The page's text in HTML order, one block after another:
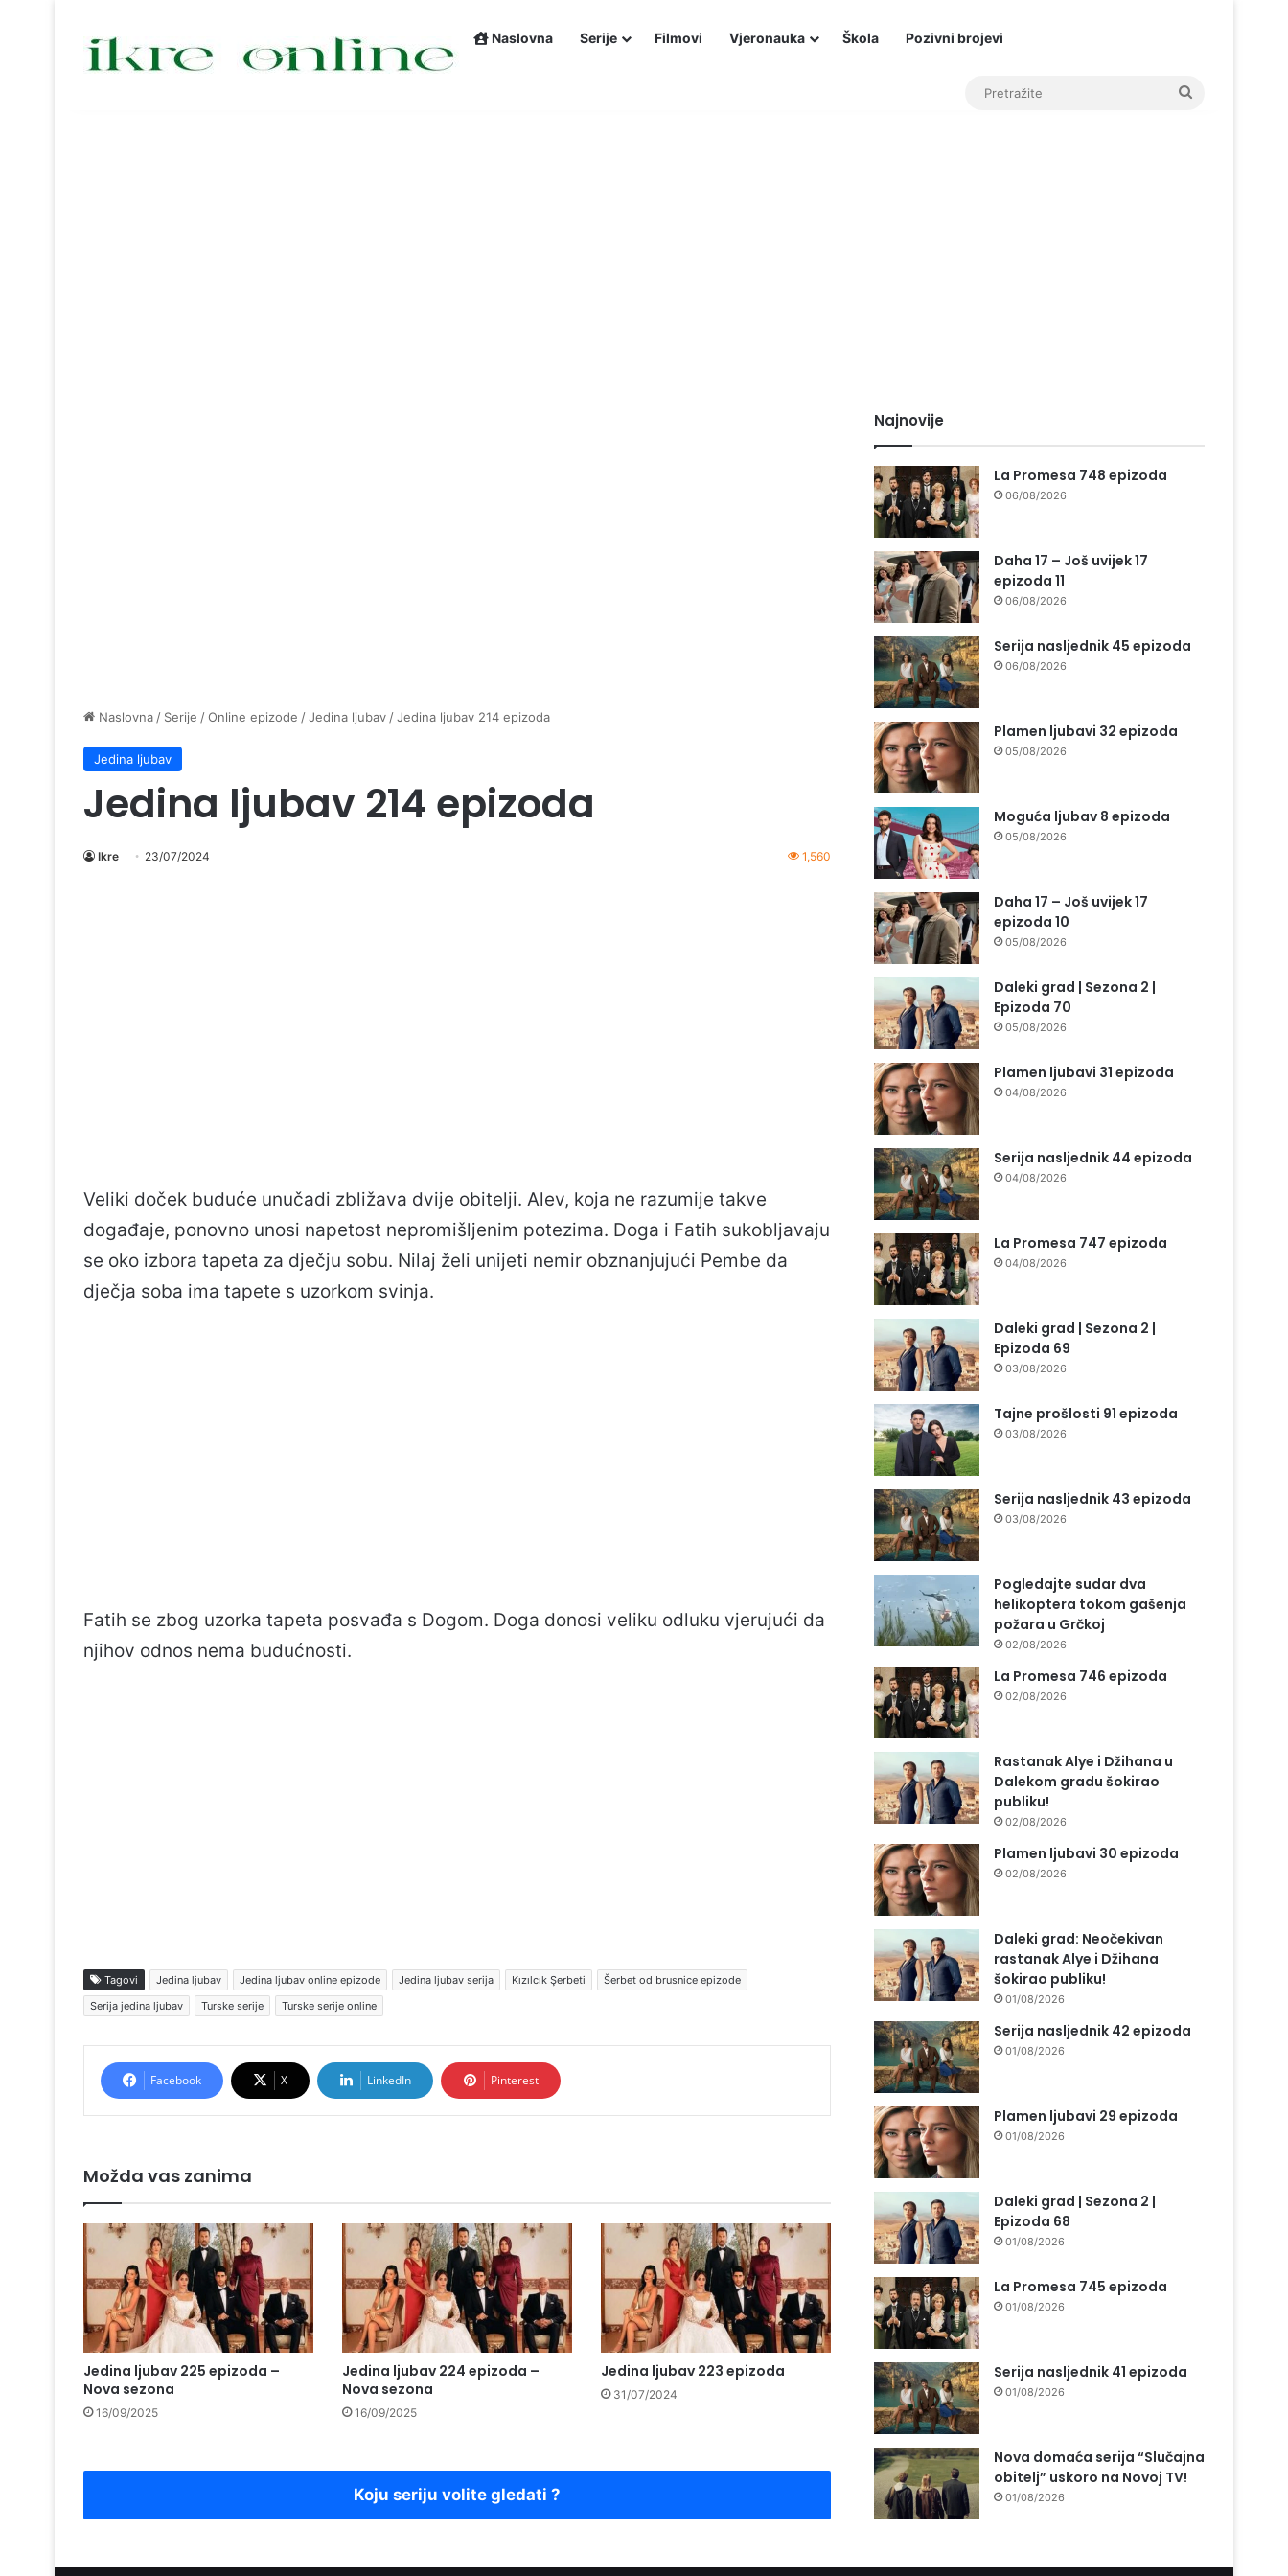
Naslovna Serije Filmovi Vjeronauka Škola Pozivni brojevi
Naslovna / Serije /Online epizode /Jedina ljubav /Jedina ljubav 214 epizoda
Jedina ljubav
Jedina ljubav 214 epizoda
Ikre 23/07/2024 1,560
Veliki doček buduće unučadi zbližava dvije obitelji. Alev, koja ne razumije takve
događaje, ponovno unosi napetost nepromišljenim potezima. Doga i Fatih sukobljavaju
se oko izbora tapeta za dječju sobu. Nilaj želi unijeti nemir obznanjujući Pembe da
dječja soba ima tapete s uzorkom svinja.
Fatih se zbog uzorka tapeta posvađa s Dogom. Doga donosi veliku odluku vjerujući da
njihov odnos nema budućnosti.
Tagovi Jedina ljubav Jedina ljubav online epizode Jedina ljubav serija Kızılcık Şerbeti
Šerbet od brusnice epizode
Serija jedina ljubav
Turske serije Turske serije online
Facebook X LinkedIn Pinterest
Možda vas zanima
Jedina ljubav 225 epizoda –
Nova sezona
16/09/2025
Jedina ljubav 224 epizoda –
Nova sezona
16/09/2025
Jedina ljubav 223 epizoda
31/07/2024
Koju seriju volite gledati ?
Najnovije
La Promesa 748 epizoda
06/08/2026
Daha 17 – Još uvijek 17
epizoda 11
06/08/2026
Serija nasljednik 45 epizoda
06/08/2026
Plamen ljubavi 32 epizoda
05/08/2026
Moguća ljubav 8 epizoda
05/08/2026
Daha 17 – Još uvijek 17
epizoda 10
05/08/2026
Daleki grad | Sezona 2 |
Epizoda 70
05/08/2026
Plamen ljubavi 31 epizoda
04/08/2026
Serija nasljednik 44 epizoda
04/08/2026
La Promesa 747 epizoda
04/08/2026
Daleki grad | Sezona 2 |
Epizoda 69
03/08/2026
Tajne prošlosti 91 epizoda
03/08/2026
Serija nasljednik 43 epizoda
03/08/2026
Pogledajte sudar dva
helikoptera tokom gašenja
požara u Grčkoj
02/08/2026
La Promesa 746 epizoda
02/08/2026
Rastanak Alye i Džihana u
Dalekom gradu šokirao
publiku!
02/08/2026
Plamen ljubavi 30 epizoda
02/08/2026
Daleki grad: Neočekivan
rastanak Alye i Džihana
šokirao publiku!
01/08/2026
Serija nasljednik 42 epizoda
01/08/2026
Plamen ljubavi 29 epizoda
01/08/2026
Daleki grad | Sezona 2 |
Epizoda 68
01/08/2026
La Promesa 745 epizoda
01/08/2026
Serija nasljednik 41 epizoda
01/08/2026
Nova domaća serija “Slučajna
obitelj” uskoro na Novoj TV!
01/08/2026